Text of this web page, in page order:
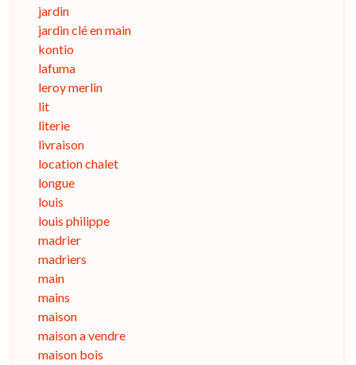
jardin
jardin clé en main
kontio
lafuma
leroy merlin
lit
literie
livraison
location chalet
longue
louis
louis philippe
madrier
madriers
main
mains
maison
maison a vendre
maison bois